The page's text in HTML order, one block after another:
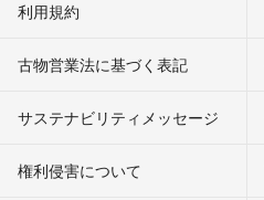
利用規約
古物営業法に基づく表記
サステナビリティメッセージ
権利侵害について